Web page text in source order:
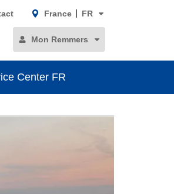
France FR
Mon Remmers
Center FR